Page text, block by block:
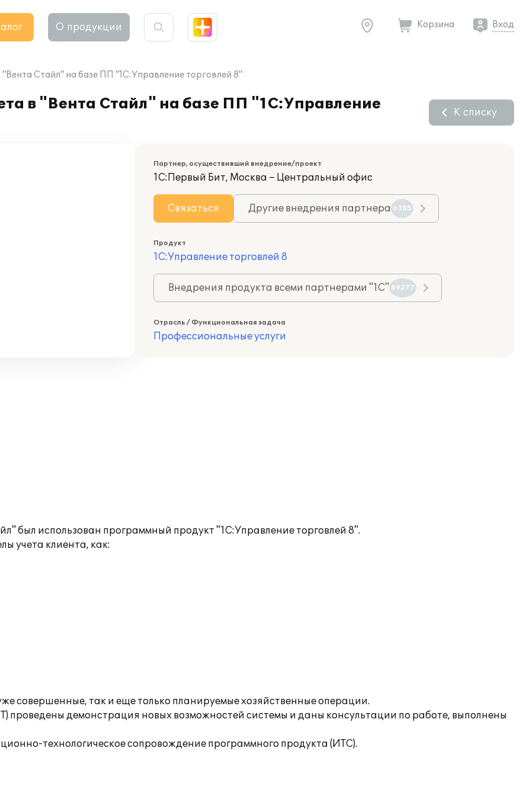
О продукции Корзина Вход
Стайл" на базе ПП "1С:Управление торговлей 8"
в "Вента Стайл" на базе ПП "1С:Управление
К списку
Партнер, осуществивший внедрение/проект
1С:Первый Бит, Москва – Центральный офис
Связаться Другие внедрения партнера 6305
Продукт
1С:Управление торговлей 8
Внедрения продукта всеми партнерами "1С" 89277
Отрасль / Функциональная задача
Профессиональные услуги
был использован программный продукт "1С:Управление торговлей 8".
учета клиента, как:
совершенные, так и еще только планируемые хозяйственные операции.
проведены демонстрация новых возможностей системы и даны консультации по работе, выполнены
технологическое сопровождение программного продукта (ИТС).